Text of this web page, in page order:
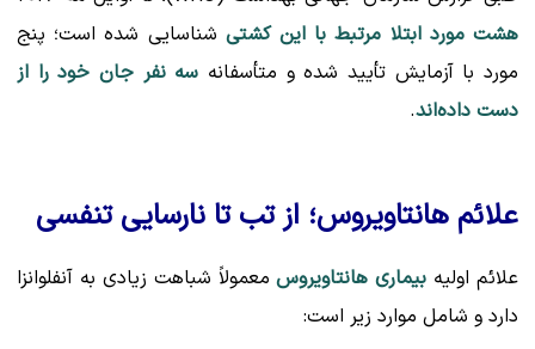
هشت مورد ابتلا مرتبط با این کشتی شناسایی شده است؛ پنج
مورد با آزمایش تأیید شده و متأسفانه سه نفر جان خود را از
دست داده‌اند.
علائم هانتاویروس؛ از تب تا نارسایی تنفسی
علائم اولیه بیماری هانتاویروسمعمولاً شباهت زیادی به آنفلوانزا
دارد و شامل موارد زیر است: